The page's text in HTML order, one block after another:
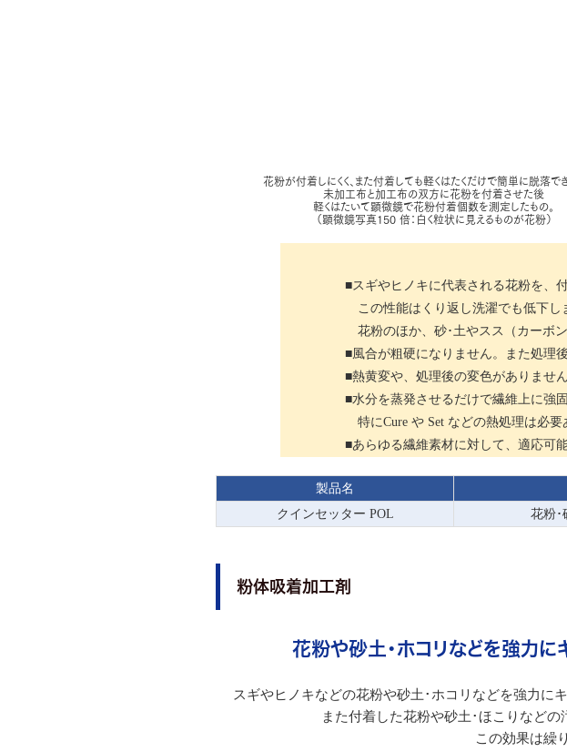
花粉が付着しにくく、また付着しても軽くはたくだけで簡単に脱落で
未加工布と加工布の双方に花粉を付着させた後
軽くはたいて顕微鏡で花粉付着個数を測定したもの。
（顕微鏡写真150 倍：白く粒状に見えるものが花粉）
■スギやヒノキに代表される花粉を、
この性能はくり返し洗濯でも低下し
花粉のほか、砂･土やスス（カーボ
■風合が粗硬になりません。また処理
■熱黄変や、処理後の変色がありませ
■水分を蒸発させるだけで繊維上に強
特にCure や Set などの熱処理は必要
■あらゆる繊維素材に対して、適応可能
製品名
クインセッター POL
花粉･
粉体吸着加工剤
花粉や砂土・ホコリなどを強力
スギやヒノキなどの花粉や砂土･ホコリなどを強力に
また付着した花粉や砂土･ほこりなど
この効果は繰